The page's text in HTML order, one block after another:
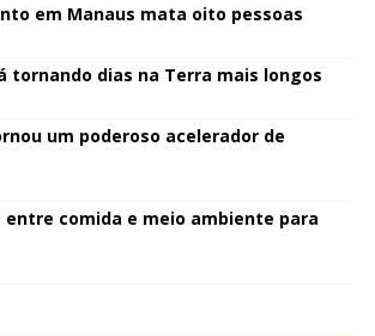
em Manaus mata oito pessoas
tornando dias na Terra mais longos
um poderoso acelerador de
entre comida e meio ambiente para